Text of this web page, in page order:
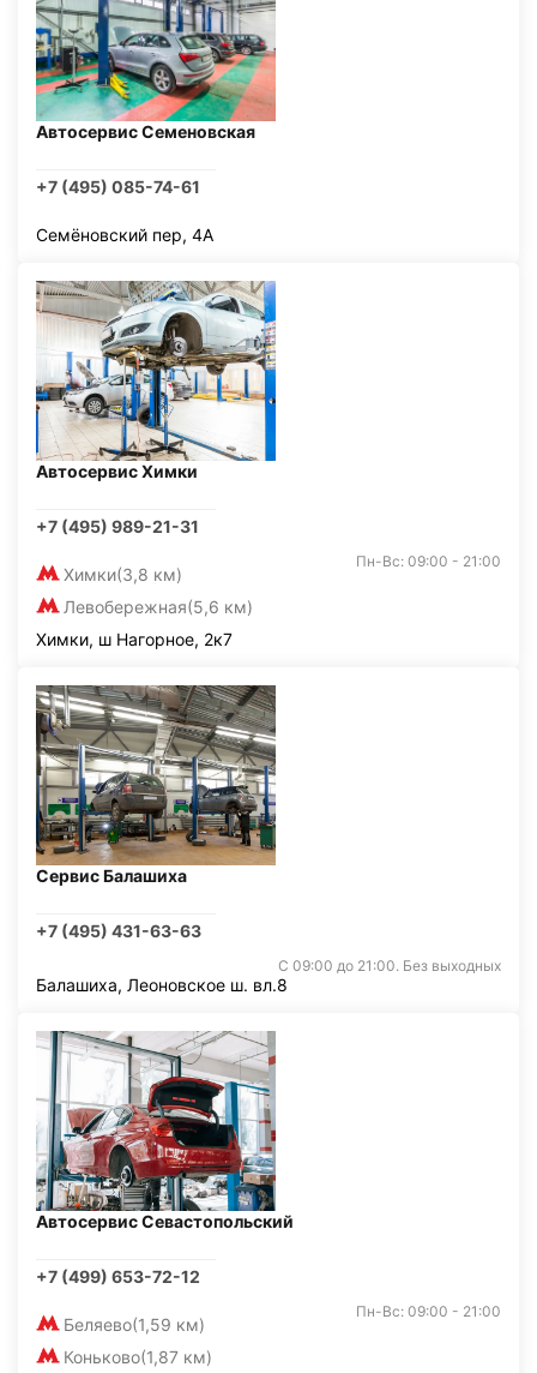
Автосервис Семеновская
+7 (495) 085-74-61
Семёновский пер, 4А
Автосервис Химки
+7 (495) 989-21-31
Химки(3,8 км)
Левобережная(5,6 км)
Пн-Вс: 09:00 - 21:00
Химки, ш Нагорное, 2к7
Сервис Балашиха
+7 (495) 431-63-63
С 09:00 до 21:00. Без выходных
Балашиха, Леоновское ш. вл.8
Автосервис Севастопольский
+7 (499) 653-72-12
Беляево(1,59 км)
Коньково(1,87 км)
Пн-Вс: 09:00 - 21:00